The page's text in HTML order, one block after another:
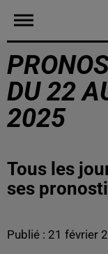
DU 22
2025
Tous les
ses
Publié : 21 février